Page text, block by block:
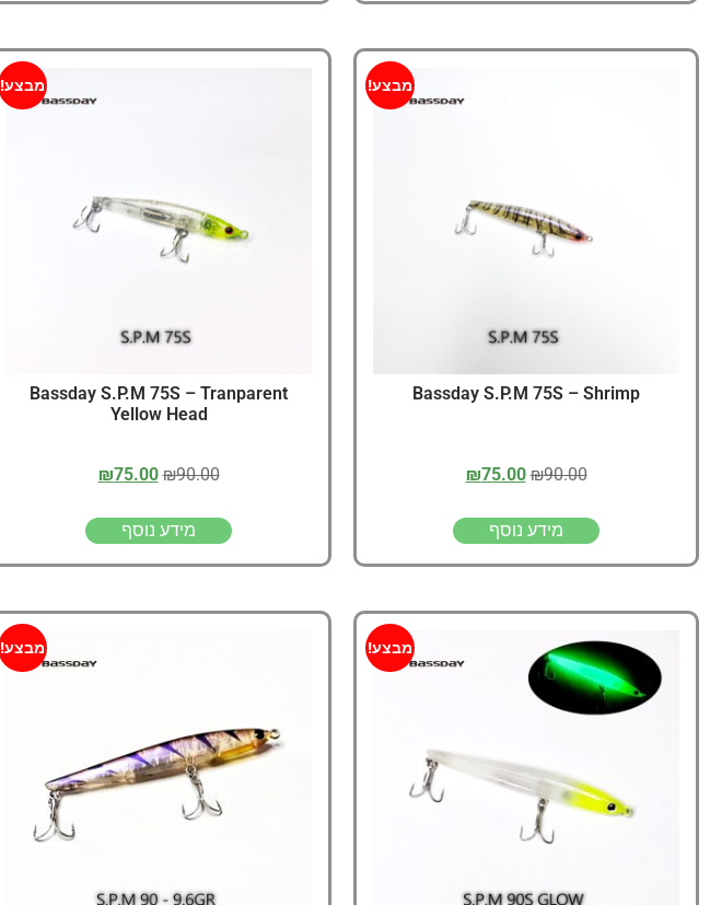
מבצע!
Bassday S.P.M 75S – Shrimp
₪90.00
₪75.00
מידע נוסף
מבצע!
Bassday S.P.M 75S – Tranparent
Yellow Head
₪90.00
₪75.00
מידע נוסף
מבצע! מבצע!